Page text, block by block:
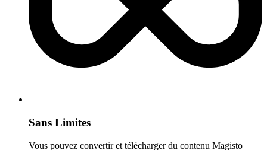
Sans Limites
Vous pouvez convertir et télécharger du contenu Magisto